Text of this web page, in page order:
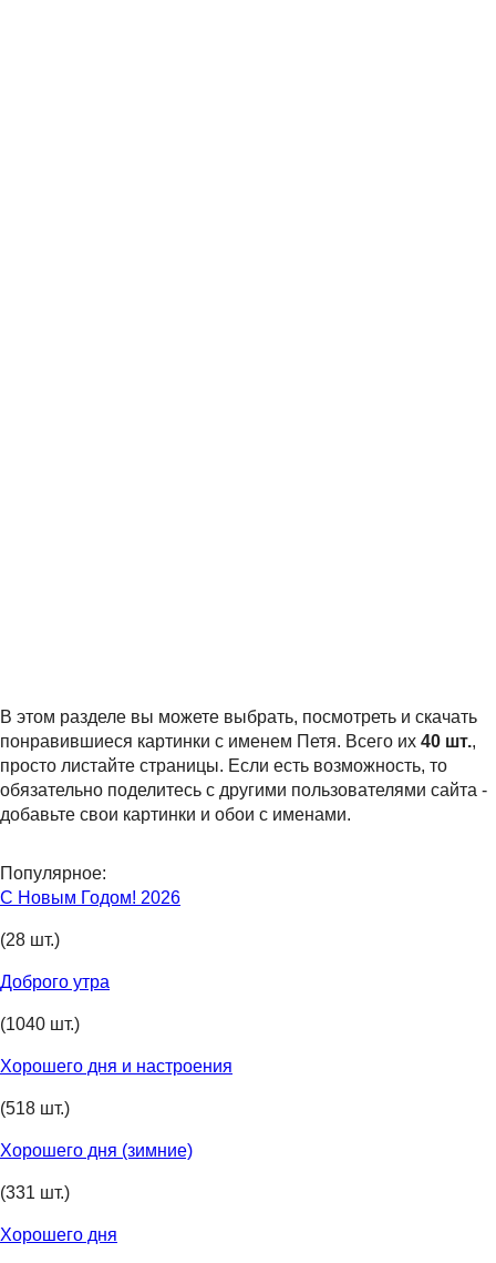
В этом разделе вы можете выбрать, посмотреть и скачать
понравившиеся картинки с именем Петя. Всего их 40 шт.,
просто листайте страницы. Если есть возможность, то
обязательно поделитесь с другими пользователями сайта -
добавьте свои картинки и обои с именами.
Популярное:
С Новым Годом! 2026
(28 шт.)
Доброго утра
(1040 шт.)
Хорошего дня и настроения
(518 шт.)
Хорошего дня (зимние)
(331 шт.)
Хорошего дня